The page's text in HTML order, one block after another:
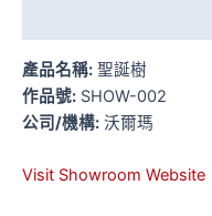
產品名稱: 聖誕樹
作品號: SHOW-002
公司/機構: 沃爾瑪
Visit Showroom Website